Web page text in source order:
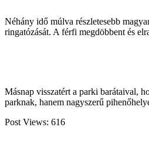
Néhány idő múlva részletesebb
ringatózását. A férfi megdöbbent és
Másnap visszatért a parki barátaival,
parknak, hanem nagyszerű
Post Views: 616